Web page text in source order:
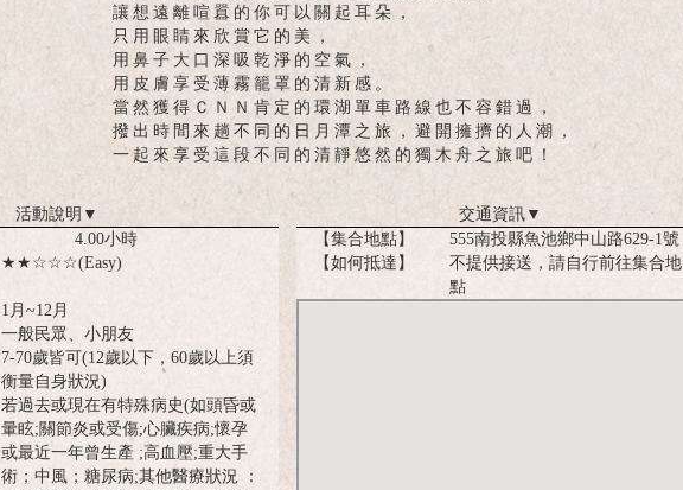
讓想遠離喧囂的你可以關起耳朵，
只用眼睛來欣賞它的美，
用鼻子大口深吸乾淨的空氣，
用皮膚享受薄霧籠罩的清新感。
當然獲得ＣＮＮ肯定的環湖單車路線也不容錯過，
撥出時間來趟不同的日月潭之旅，避開擁擠的人潮，
一起來享受這段不同的清靜悠然的獨木舟之旅吧！
活動說明 ▼
4.00小時
★★☆☆☆(Easy)
1月~12月
一般民眾、小朋友
7-70歲皆可(12歲以下，60歲以上須
衡量自身狀況)
若過去或現在有特殊病史(如頭昏或
暈眩;關節炎或受傷;心臟疾病;懷孕
或最近一年曾生產 ;高血壓;重大手
術；中風；糖尿病;其他醫療狀況 ：
交通資訊▼
【集合地點】
555南投縣魚池鄉中山路629-1號
【如何抵達】
不提供接送，請自行前往集合地
點